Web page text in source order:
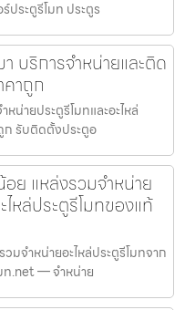
ประตูรีโมท ประตูร
บริการจำหน่ายและติด
คาถูก
น่ายประตูรีโมทและอะไหล่
ก รับติดตั้งประตูอ
ย แหล่งรวมจำหน่าย
ไหล่ประตูรีโมทของแท้
จำหน่ายอะไหล่ประตูรีโมทจาก
ท.net — จำหน่าย